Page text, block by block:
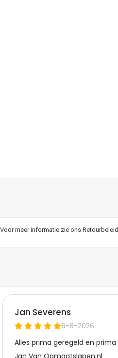
meer informatie zie ons Retourbeleid